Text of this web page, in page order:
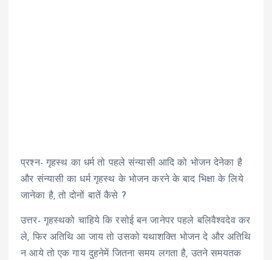
प्रश्न- गृहस्थ का धर्म तो पहले संन्यासी आदि को भोजन देनेका है
और संन्यासी का धर्म गृहस्थ के भोजन करने के बाद भिक्षा के लिये
जानेका है, तो दोनों बातें कैसे ?
उत्तर- गृहस्थको चाहिये कि रसोई बन जानेपर पहले बलिवैश्वदेव कर
ले, फिर अतिथि आ जाय तो उसको यथाशक्ति भोजन दे और अतिथि
न आये तो एक गाय दुहनेमें जितना समय लगता है, उतने समयतक